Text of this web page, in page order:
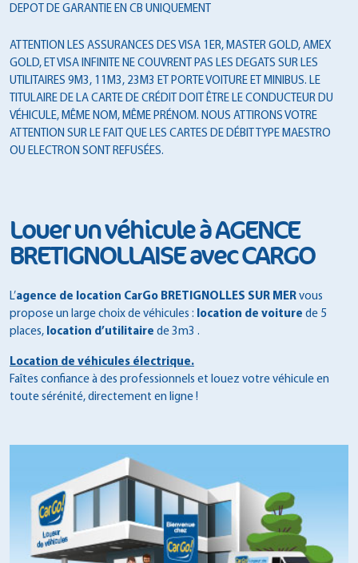
DEPOT DE GARANTIE EN CB UNIQUEMENT
ATTENTION LES ASSURANCES DES VISA 1ER, MASTER GOLD, AMEX
GOLD, ET VISA INFINITE NE COUVRENT PAS LES DEGATS SUR LES
UTILITAIRES 9M3, 11M3, 23M3 ET PORTE VOITURE ET MINIBUS. LE
TITULAIRE DE LA CARTE DE CRÉDIT DOIT ÊTRE LE CONDUCTEUR DU
VÉHICULE, MÊME NOM, MÊME PRÉNOM. NOUS ATTIRONS VOTRE
ATTENTION SUR LE FAIT QUE LES CARTES DE DÉBIT TYPE MAESTRO
OU ELECTRON SONT REFUSÉES.
Louer un véhicule à AGENCE
BRETIGNOLLAISE avec CARGO
L’agence de location CarGo BRETIGNOLLES SUR MER vous
propose un large choix de véhicules : location de voiture de 5
places, location d’utilitaire de 3m3 .
Location de véhicules électrique.
Faîtes confiance à des professionnels et louez votre véhicule en
toute sérénité, directement en ligne !